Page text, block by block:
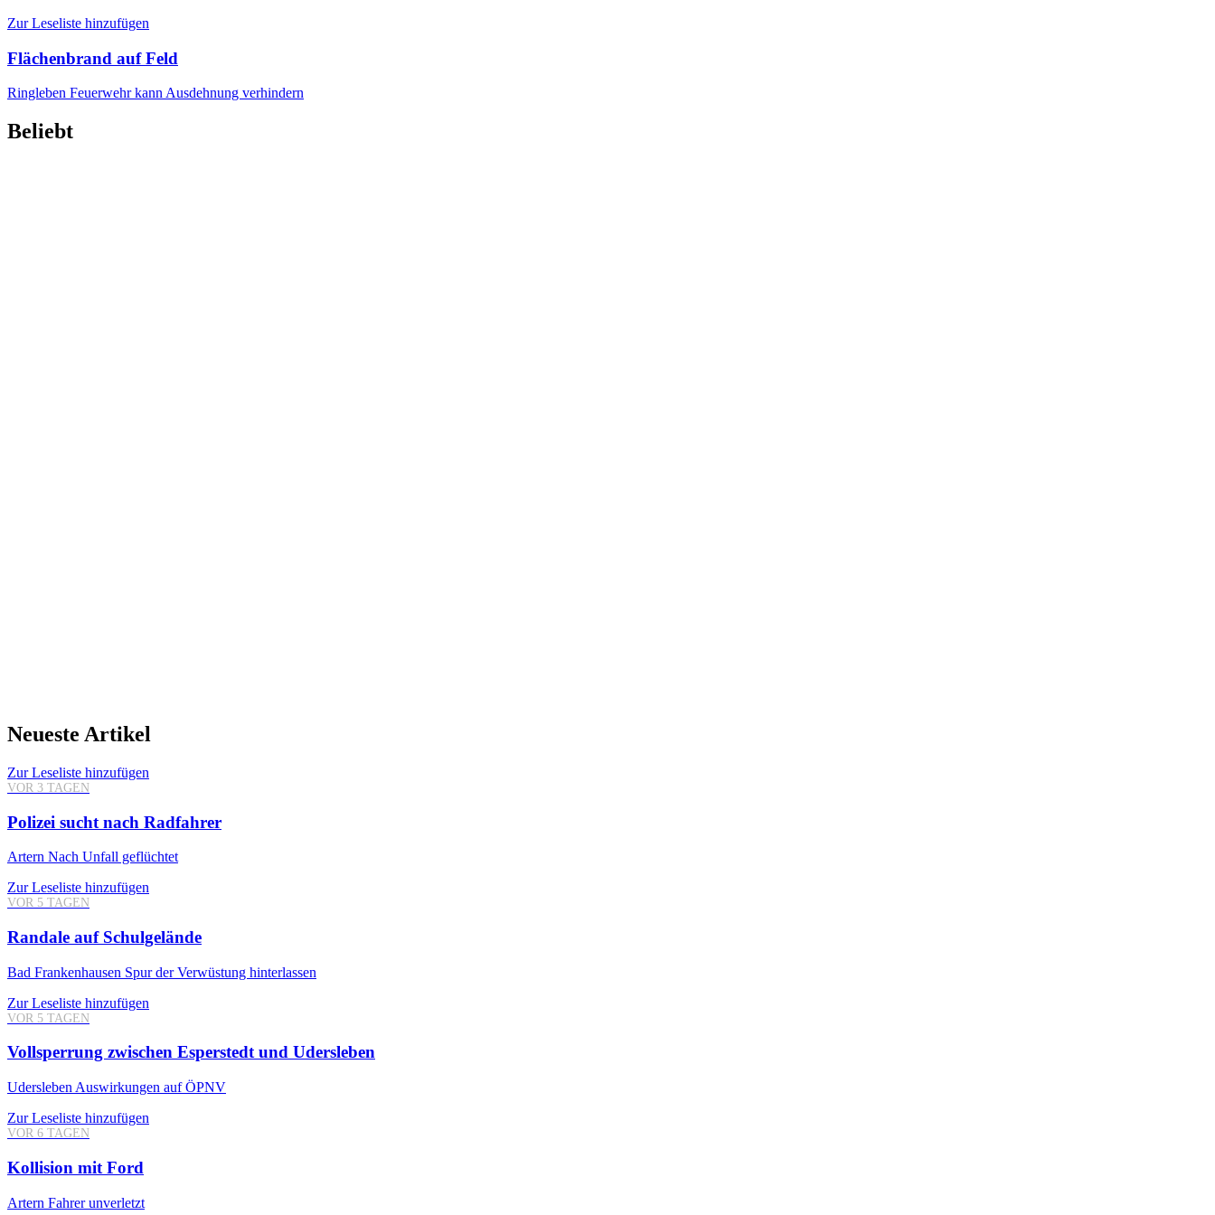
Zur Leseliste hinzufügen
Flächenbrand auf Feld
Ringleben Feuerwehr kann Ausdehnung verhindern
Beliebt
Neueste Artikel
Zur Leseliste hinzufügen
VOR 3 TAGEN
Polizei sucht nach Radfahrer
Artern Nach Unfall geflüchtet
Zur Leseliste hinzufügen
VOR 5 TAGEN
Randale auf Schulgelände
Bad Frankenhausen Spur der Verwüstung hinterlassen
Zur Leseliste hinzufügen
VOR 5 TAGEN
Vollsperrung zwischen Esperstedt und Udersleben
Udersleben Auswirkungen auf ÖPNV
Zur Leseliste hinzufügen
VOR 6 TAGEN
Kollision mit Ford
Artern Fahrer unverletzt